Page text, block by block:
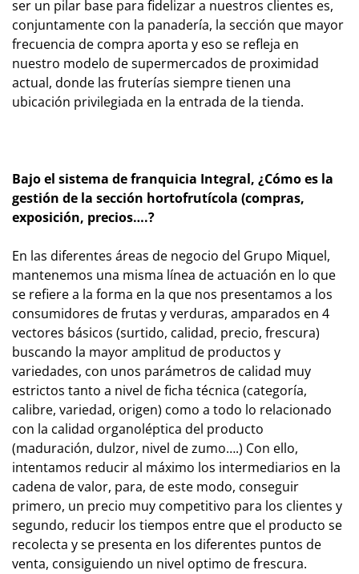
ser un pilar base para fidelizar a nuestros clientes es,
conjuntamente con la panadería, la sección que mayor
frecuencia de compra aporta y eso se refleja en
nuestro modelo de supermercados de proximidad
actual, donde las fruterías siempre tienen una
ubicación privilegiada en la entrada de la tienda.
Bajo el sistema de franquicia Integral, ¿Cómo es la
gestión de la sección hortofrutícola (compras,
exposición, precios….?
En las diferentes áreas de negocio del Grupo Miquel,
mantenemos una misma línea de actuación en lo que
se refiere a la forma en la que nos presentamos a los
consumidores de frutas y verduras, amparados en 4
vectores básicos (surtido, calidad, precio, frescura)
buscando la mayor amplitud de productos y
variedades, con unos parámetros de calidad muy
estrictos tanto a nivel de ficha técnica (categoría,
calibre, variedad, origen) como a todo lo relacionado
con la calidad organoléptica del producto
(maduración, dulzor, nivel de zumo….) Con ello,
intentamos reducir al máximo los intermediarios en la
cadena de valor, para, de este modo, conseguir
primero, un precio muy competitivo para los clientes y
segundo, reducir los tiempos entre que el producto se
recolecta y se presenta en los diferentes puntos de
venta, consiguiendo un nivel optimo de frescura.